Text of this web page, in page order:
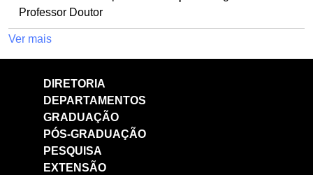
Professor Doutor
Ver mais
DIRETORIA
DEPARTAMENTOS
GRADUAÇÃO
PÓS-GRADUAÇÃO
PESQUISA
EXTENSÃO